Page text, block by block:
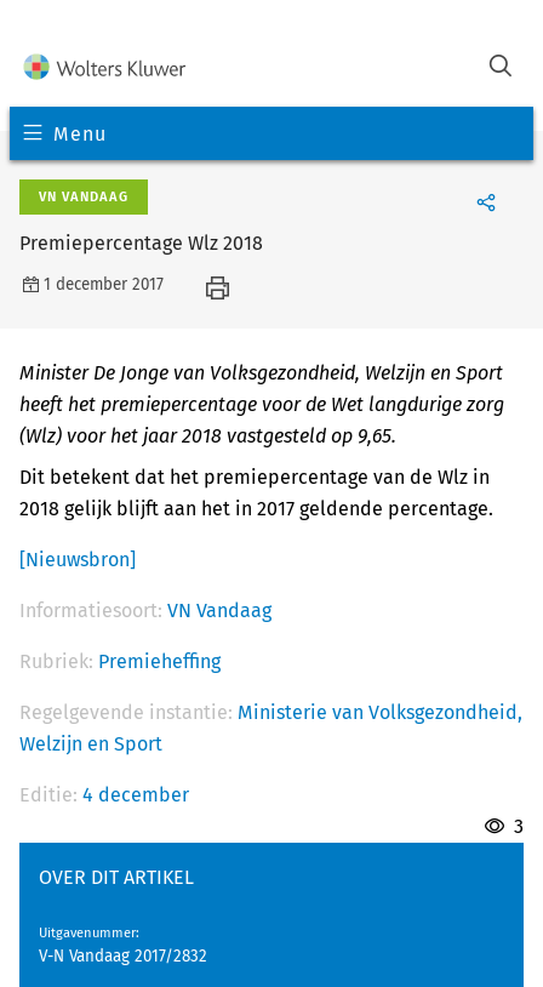
Menu
VN VANDAAG
Premiepercentage Wlz 2018
1 december 2017
Minister De Jonge van Volksgezondheid, Welzijn en Sport
heeft het premiepercentage voor de Wet langdurige zorg
(Wlz) voor het jaar 2018 vastgesteld op 9,65.
Dit betekent dat het premiepercentage van de Wlz in
2018 gelijk blijft aan het in 2017 geldende percentage.
[Nieuwsbron]
Informatiesoort: VN Vandaag
Rubriek: Premieheffing
Regelgevende instantie: Ministerie van Volksgezondheid,
Welzijn en Sport
Editie: 4 december
3
OVER DIT ARTIKEL
Uitgavenummer:
V-N Vandaag 2017/2832